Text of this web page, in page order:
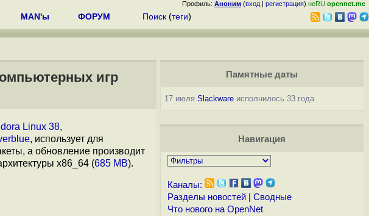
Профиль: Аноним (вход | регистрация) неRU opennet.me
MAN'ы ФОРУМ Поиск (теги)
игр
Linux 38,
, использует для
а обновление производит
x86_64 (685 MB).
Памятные даты
17 июля Slackwareисполнилось 33 года
Навигация
Каналы:
Разделы новостей| Сводные
Что нового на OpenNet